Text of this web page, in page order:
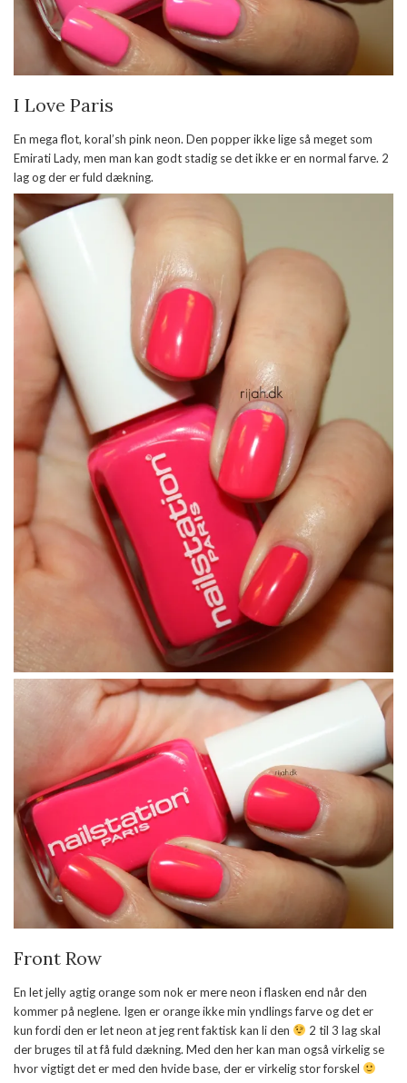
I Love Paris
En mega flot, koral’sh pink neon. Den popper ikke lige så meget som
Emirati Lady, men man kan godt stadig se det ikke er en normal farve. 2
lag og der er fuld dækning.
Front Row
En let jelly agtig orange som nok er mere neon i flasken end når den
kommer på neglene. Igen er orange ikke min yndlings farve og det er
kun fordi den er let neon at jeg rent faktisk kan li den
2 til 3 lag skal
der bruges til at få fuld dækning. Med den her kan man også virkelig se
hvor vigtigt det er med den hvide base, der er virkelig stor forskel